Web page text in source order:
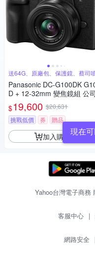
送64G、原廠包、保護鏡、蔡司
Panasonic DC-G100DK
D + 12-32mm 變焦鏡組 公
$19,600 $20,631
挑戰低價
券 贈品
加入購物車現在
Yahoo台灣電子商務
客服中心 |
網路安全